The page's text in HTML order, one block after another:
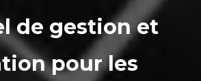
de gestion et
pour les